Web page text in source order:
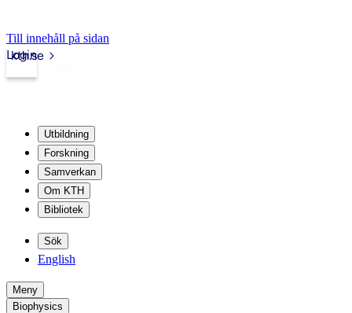
Till innehåll på sidan
kth.se
Login
Utbildning
Forskning
Samverkan
Om KTH
Bibliotek
Sök
English
Meny
Biophysics